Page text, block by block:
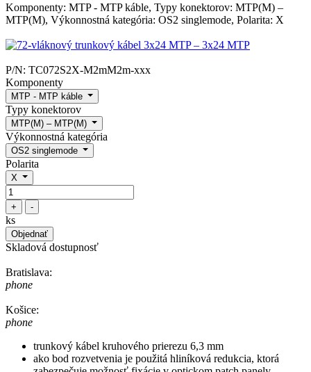
Komponenty: MTP - MTP káble, Typy konektorov: MTP(M) –
MTP(M), Výkonnostná kategória: OS2 singlemode, Polarita: X
P/N: TC072S2X-M2mM2m-xxx
Komponenty
MTP - MTP káble
Typy konektorov
MTP(M) – MTP(M)
Výkonnostná kategória
OS2 singlemode
Polarita
X
+ -
ks
Objednať
Skladová dostupnosť
Bratislava:
phone
Košice:
phone
trunkový kábel kruhového prierezu 6,3 mm
ako bod rozvetvenia je použitá hliníková redukcia, ktorá